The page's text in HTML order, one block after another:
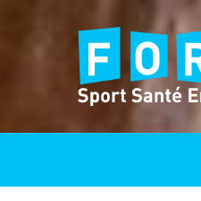
Panneau de gestion des cookies